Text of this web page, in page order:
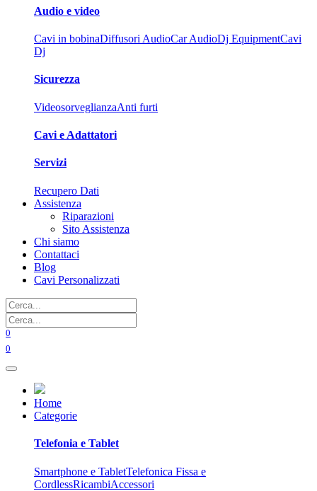
Audio e video
Cavi in bobinaDiffusori AudioCar AudioDj EquipmentCavi
Dj
Sicurezza
VideosorveglianzaAnti furti
Cavi e Adattatori
Servizi
Recupero Dati
Assistenza
Riparazioni
Sito Assistenza
Chi siamo
Contattaci
Blog
Cavi Personalizzati
0
0
Home
Categorie
Telefonia e Tablet
Smartphone e TabletTelefonica Fissa e
CordlessRicambiAccessori